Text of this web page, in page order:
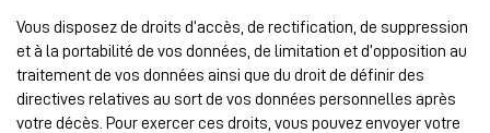
Vous disposez de droits d’accès, de rectification, de suppression
et à la portabilité de vos données, de limitation et d’opposition au
traitement de vos données ainsi que du droit de définir des
directives relatives au sort de vos données personnelles après
votre décès. Pour exercer ces droits, vous pouvez envoyer votre